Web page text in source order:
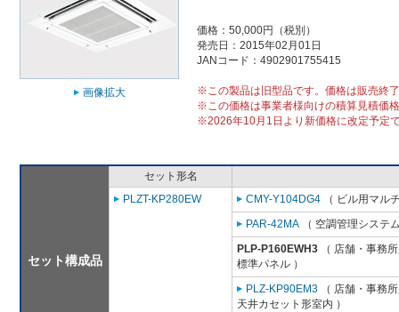
画像拡大
価格：50,000円（税別）
発売日：2015年02月01日
JANコード：4902901755415
※この製品は旧型品です。価格は販売終
※この価格は事業者様向けの積算見積価
※2026年10月1日より新価格に改定予定
セット構成品
セット形名
PLZT-KP280EW
CMY-Y104DG4 （ ビル用マル
PAR-42MA （ 空調管理システ
PLP-P160EWH3 （ 店舗・事務
標準パネル ）
PLZ-KP90EM3 （ 店舗・事務
天井カセット形室内 ）